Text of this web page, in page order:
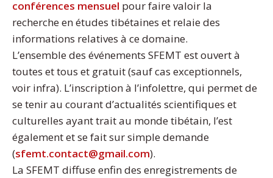
conférences mensuel pour faire valoir la
recherche en études tibétaines et relaie des
informations relatives à ce domaine.
L’ensemble des événements SFEMT est ouvert à
toutes et tous et gratuit (sauf cas exceptionnels,
voir infra). L’inscription à l’infolettre, qui permet de
se tenir au courant d’actualités scientifiques et
culturelles ayant trait au monde tibétain, l’est
également et se fait sur simple demande
(sfemt.contact@gmail.com).
La SFEMT diffuse enfin des enregistrements de